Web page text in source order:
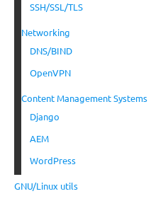
SSH/SSL/TLS
Networking
DNS/BIND
OpenVPN
Content Management Systems
Django
AEM
WordPress
GNU/Linux utils